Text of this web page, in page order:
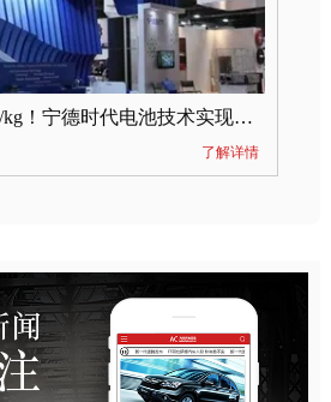
能量密度304Wh/kg！宁德时代电池技术实现突破
了解详情